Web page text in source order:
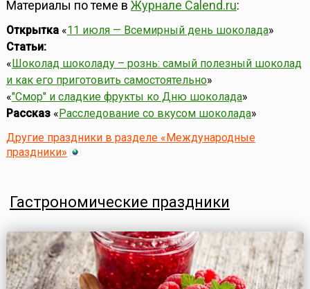
Материалы по теме в Журнале Calend.ru:
Открытка«11 июля — Всемирный день шоколада»
Статьи:
« Шоколад шоколаду – рознь: самый полезный шоколад
и как его приготовить самостоятельно»
«"Смор" и сладкие фрукты ко Дню шоколада»
Рассказ« Расследование со вкусом шоколада»
Другие праздники в разделе «Международные
праздники»
Гастрономические праздники